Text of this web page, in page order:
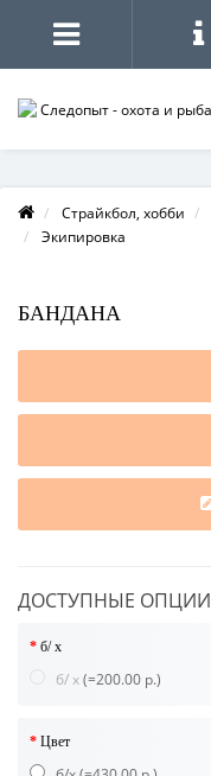
Страйкбол, хобби
Экипировка
БАНДАНА
ДОСТУПНЫЕ ОПЦИИ
б/ х
б/ х(=200.00 р.)
Цвет